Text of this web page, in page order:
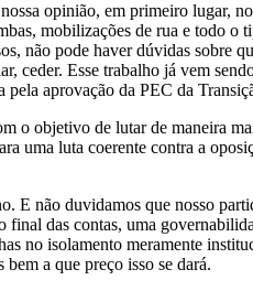
opinião, em primeiro lugar,
mobilizações de rua e todo
não pode haver dúvidas sobre
ceder. Esse trabalho já vem
aprovação da PEC da
objetivo de lutar de maneira
uma luta coerente contra a
E não duvidamos que nosso
final das contas, uma
no isolamento meramente
a que preço isso se dará.